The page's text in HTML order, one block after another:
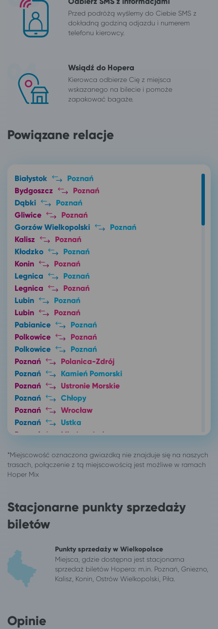
Przed podróżą wyślemy do Ciebie SMS z
dokładną godziną odjazdu i numerem
telefonu kierowcy.
Wsiądź do Hopera
Kierowca odbierze Cię z miejsca
wskazanego na bilecie i pomoże
zapakować bagaże.
Powiązane relacje
Białystok
Poznań
Bydgoszcz
Poznań
Dąbki
Poznań
Gliwice
Poznań
Gorzów Wielkopolski
Poznań
Kalisz
Poznań
Kłodzko
Poznań
Konin
Poznań
Legnica
Poznań
Legnica
Poznań
Lubin
Poznań
Lubin
Poznań
Pabianice
Poznań
Polkowice
Poznań
Polkowice
Poznań
Poznań
Polanica-Zdrój
Poznań
Kamień Pomorski
Poznań
Ustronie Morskie
Poznań
Chłopy
Poznań
Wrocław
Poznań
Ustka
Poznań
Międzyzdroje
Poznań
Łódź
Poznań
Świnoujście
Poznań
Wisełka
Poznań
Poznań
Poznań
Dziadowice
Poznań
Połczyn-Zdrój
Poznań
Mielno
Poznań
Stacjonarne punkty sprzedaży
biletów
Punkty sprzedaży w Wielkopolsce
Miejsca, gdzie dostępna jest stacjonarna
sprzedaż biletów Hopera: m.in. Poznań, Gniezno,
Kalisz, Konin, Ostrów Wielkopolski, Piła.
Opinie